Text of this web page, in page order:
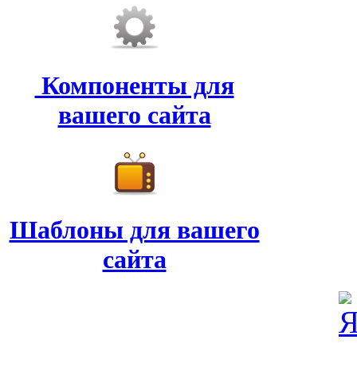
Компоненты для
вашего сайта
Шаблоны для вашего
сайта